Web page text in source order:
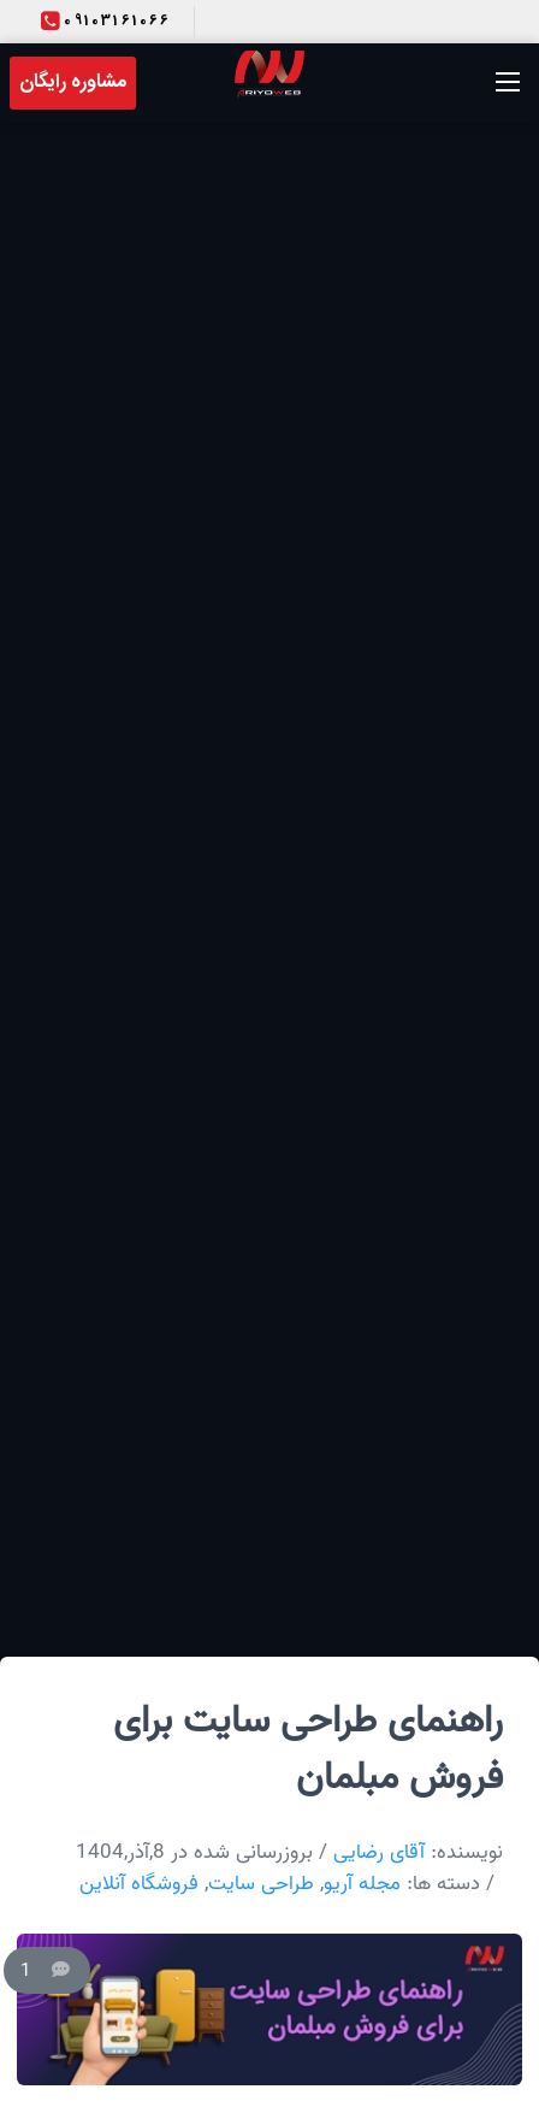
مشاوره رایگان
T 09103161066
راهنمای طراحی سایت برای
فروش مبلمان
نویسنده:آقای رضایی/ بروزرسانی شده در 8,آذر,1404
/ دسته ها: مجله آریو, طراحی سایت, فروشگاه آنلاین